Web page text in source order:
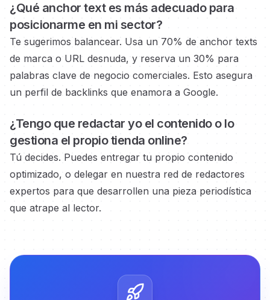
¿Qué anchor text es más adecuado para
posicionarme en mi sector?
Te sugerimos balancear. Usa un 70% de anchor texts
de marca o URL desnuda, y reserva un 30% para
palabras clave de negocio comerciales. Esto asegura
un perfil de backlinks que enamora a Google.
¿Tengo que redactar yo el contenido o lo
gestiona el propiotienda online?
Tú decides. Puedes entregar tu propio contenido
optimizado, o delegar en nuestra red de redactores
expertos para que desarrollen una pieza periodística
que atrape al lector.